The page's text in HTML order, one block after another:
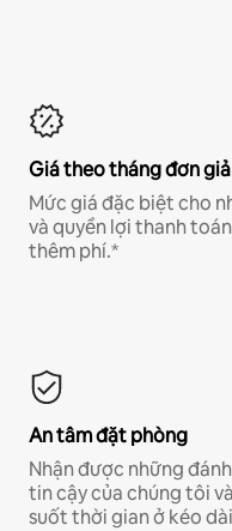
Giá theo tháng đơn
Mức giá đặc biệt cho
và quyền lợi thanh
thêm phí.*
An tâm đặt phòng
Nhận được những
tin cậy của chúng tôi
suốt thời gian ở kéo